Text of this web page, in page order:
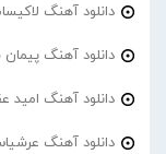
دانلود آهنگ لاکیسام
دانلود آهنگ
دانلود آهنگ امید
دانلود آهنگ